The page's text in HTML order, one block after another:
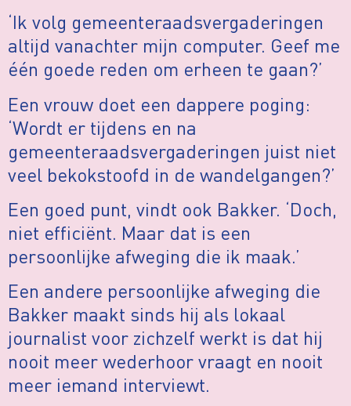
‘Ik volg gemeenteraadsvergaderingen
altijd vanachter mijn computer. Geef me
één goede reden om erheen te gaan?’
Een vrouw doet een dappere poging:
‘Wordt er tijdens en na
gemeenteraadsvergaderingen juist niet
veel bekokstoofd in de wandelgangen?’
Een goed punt, vindt ook Bakker. ‘Doch,
niet efficiënt. Maar dat is een
persoonlijke afweging die ik maak.’
Een andere persoonlijke afweging die
Bakker maakt sinds hij als lokaal
journalist voor zichzelf werkt is dat hij
nooit meer wederhoor vraagt en nooit
meer iemand interviewt.